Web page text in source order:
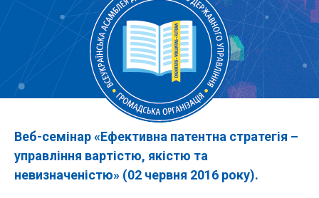
Веб-семінар «Ефективна патентна стратегія –
управління вартістю, якістю та
невизначеністю» (02 червня 2016 року).